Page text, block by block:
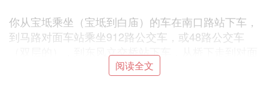
你从宝坻乘坐（宝坻到白庙）的车在南口路站下车，
到马路对面车站乘坐912路公交车，或48路公交车
（双层的），到东风立交桥站下车，从桥下走到对面
（桥东面）的车站，也叫东风立交桥站，在那等机场
专线5路。我觉得这样走不绕道。但是机场专线的车
阅读全文